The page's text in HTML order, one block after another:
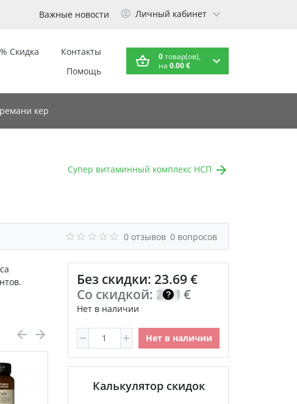
Важные новости Личный кабинет
Скидка
Контакты
Помощь
0товар(ов),
на 0.00 €
кер
Супер витаминный комплекс НСП
0 отзывов 0 вопросов
Без скидки: 23.69 €
Со скидкой: 20.14
€
Нет в наличии
Нет в наличии
Калькулятор скидок